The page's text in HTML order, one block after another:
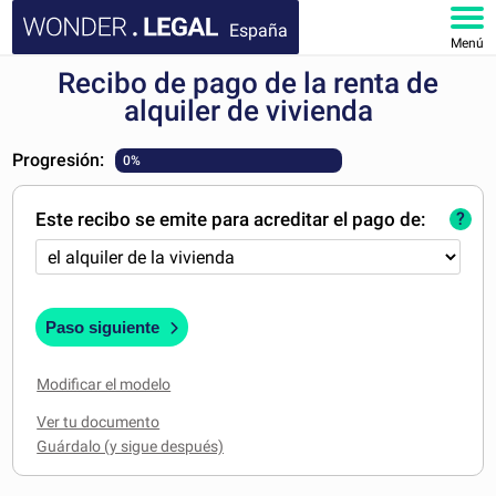
España
Menú
INICIO
MI CUENTA
Recibo de pago de la renta de
alquiler de vivienda
Progresión: 0%
Este recibo se emite para acreditar el pago de: ?
Paso siguiente
Modificar el modelo
Ver tu documento